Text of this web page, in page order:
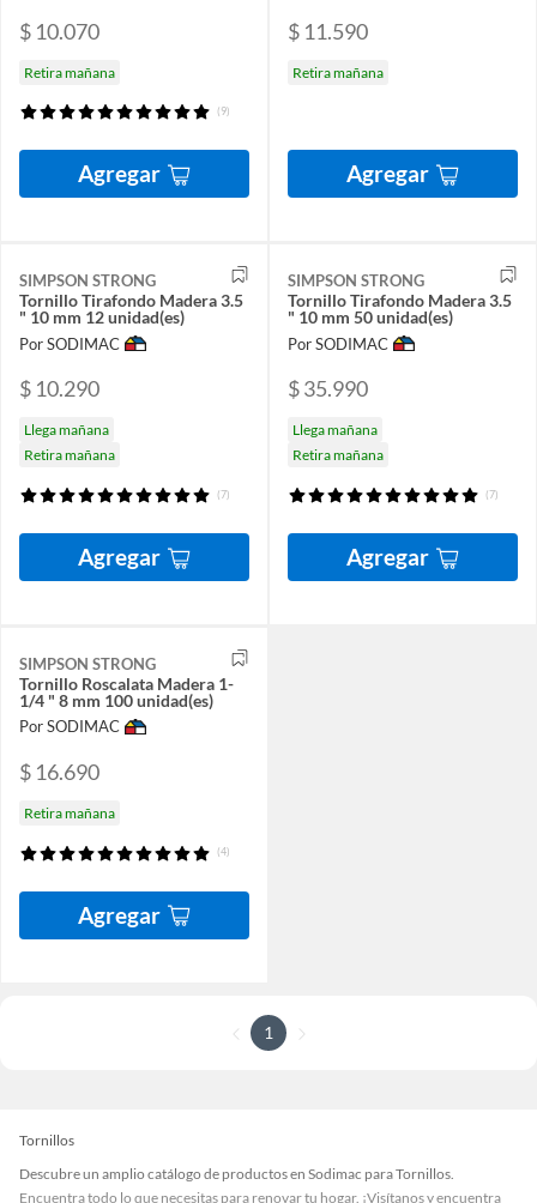
$ 10.070
Retira mañana
(9)
Agregar
$ 11.590
Retira mañana
Agregar
SIMPSON STRONG
Tornillo Tirafondo Madera 3.5
" 10 mm 12 unidad(es)
Por SODIMAC
$ 10.290
Llega mañana
Retira mañana
(7)
Agregar
SIMPSON STRONG
Tornillo Tirafondo Madera 3.5
" 10 mm 50 unidad(es)
Por SODIMAC
$ 35.990
Llega mañana
Retira mañana
(7)
Agregar
SIMPSON STRONG
Tornillo Roscalata Madera 1-
1/4 " 8 mm 100 unidad(es)
Por SODIMAC
$ 16.690
Retira mañana
(4)
Agregar
1
Tornillos
Descubre un amplio catálogo de productos en Sodimac para Tornillos.
Encuentra todo lo que necesitas para renovar tu hogar. ¡Visítanos y encuentra